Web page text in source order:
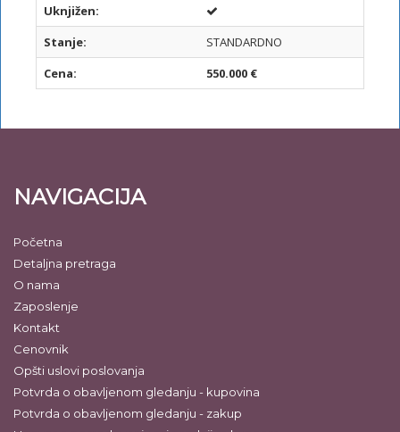
Uknjižen:
Stanje:
STANDARDNO
Cena:
550.000 €
NAVIGACIJA
Početna
Detaljna pretraga
O nama
Zaposlenje
Kontakt
Cenovnik
Opšti uslovi poslovanja
Potvrda o obavljenom gledanju - kupovina
Potvrda o obavljenom gledanju - zakup